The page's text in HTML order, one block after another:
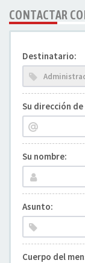
CONTACTAR
Destinatario:
Su dirección
Su nombre:
Asunto:
Cuerpo del